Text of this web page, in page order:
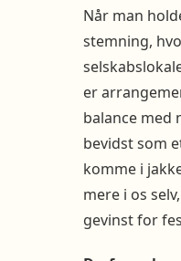
Når man
stemning,
er
balance med
bevidst som
komme i
mere i os
gevinst for